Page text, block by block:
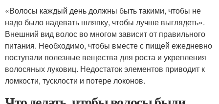
«Волосы каждый день должны быть такими, чтобы не
надо было надевать шляпку, чтобы лучше выглядеть».
Внешний вид волос во многом зависит от правильного
питания. Необходимо, чтобы вместе с пищей ежедневно
поступали полезные вещества для роста и укрепления
волосяных луковиц. Недостаток элементов приводит к
ломкости, тусклости и потере локонов.